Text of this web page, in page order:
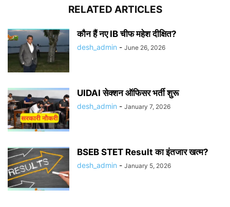
RELATED ARTICLES
कौन हैं नए IB चीफ महेश दीक्षित?
desh_admin - June 26, 2026
UIDAI सेक्शन ऑफिसर भर्ती शुरू
desh_admin - January 7, 2026
BSEB STET Result का इंतजार खत्म?
desh_admin - January 5, 2026